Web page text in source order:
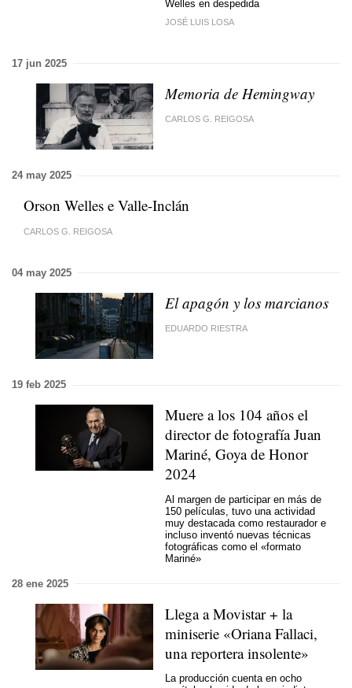
Welles en despedida
JOSÉ LUIS LOSA
17 jun 2025
Memoria de Hemingway
CARLOS G. REIGOSA
24 may 2025
Orson Welles e Valle-Inclán
CARLOS G. REIGOSA
04 may 2025
El apagón y los marcianos
EDUARDO RIESTRA
19 feb 2025
Muere a los 104 años el
director de fotografía Juan
Mariné, Goya de Honor
2024
Al margen de participar en más de
150 películas, tuvo una actividad
muy destacada como restaurador e
incluso inventó nuevas técnicas
fotográficas como el «formato
Mariné»
28 ene 2025
Llega a Movistar + la
miniserie «Oriana Fallaci,
una reportera insolente»
La producción cuenta en ocho